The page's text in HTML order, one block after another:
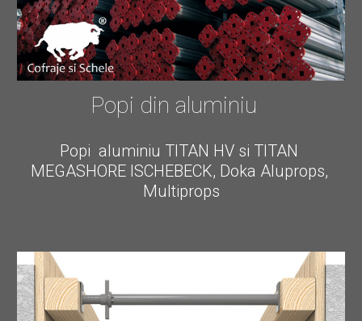
Popi din aluminiu
Popi  aluminiu TITAN HV si TITAN
MEGASHORE ISCHEBECK, Doka Aluprops,
Multiprops